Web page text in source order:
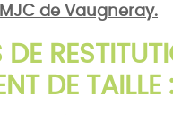
de Vaugneray.
DE
DE TAILLE :